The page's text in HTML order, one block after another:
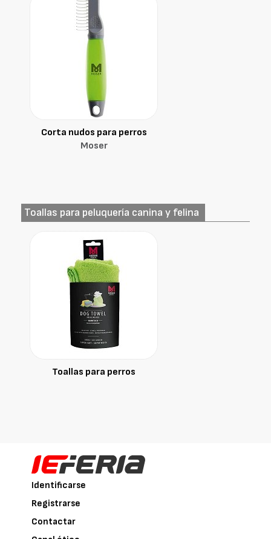
Corta nudos para perros
Moser
Toallas para peluquería canina y felina
Toallas para perros
Identificarse
Registrarse
Contactar